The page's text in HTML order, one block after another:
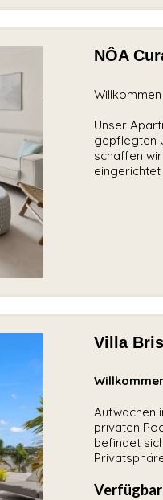
NÔA
Unser
gepflegten
schaffen
Villa
Aufwachen
privaten
befindet